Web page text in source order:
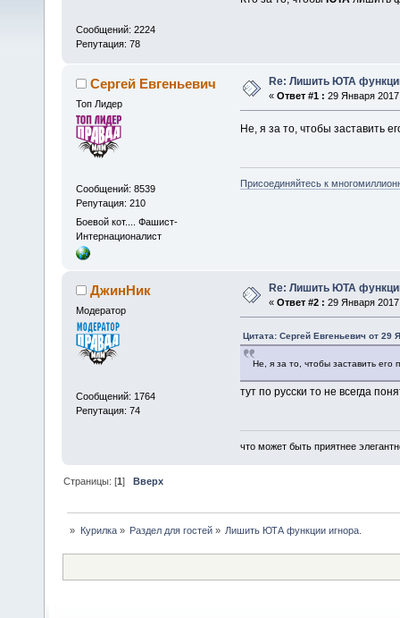
Сообщений: 2224
Репутация: 78
Сергей Евгеньевич
Топ Лидер
Сообщений: 8539
Репутация: 210
Боевой кот.... Фашист-
Интернационалист
Re: Лишить ЮТА
« Ответ #1 : 29 Января
Не, я за то, чтобы заставить
Присоединяйтесь к
ДжинНик
Модератор
Сообщений: 1764
Репутация: 74
Re: Лишить ЮТА
« Ответ #2 : 29 Января
Цитата: Сергей Евгеньевич от 29
Не, я за то, чтобы заставить его
тут по русски то не всегда
что может быть приятнее
Страницы: [1] Вверх
» Курилка» Раздел для гостей» Лишить ЮТА функции игнора.